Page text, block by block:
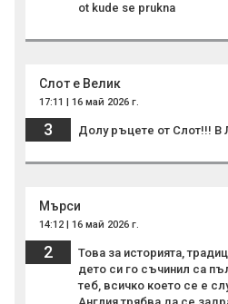
ot kude se prukna
Слот е Велик
17:11 | 16 май 2026 г.
3 Долу ръцете от Слот!!! В
Мърси
14:12 | 16 май 2026 г.
2
Това за историята,
дето си го съчинил са
теб, всичко което се е